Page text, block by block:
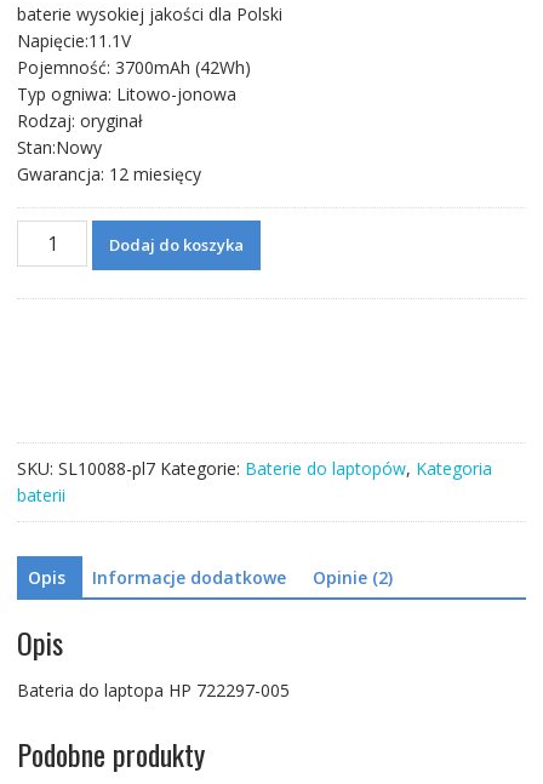
wynosiła:
327,71 zł.
wynosi:
baterie wysokiej jakości dla Polski
Napięcie:11.1V
Pojemność: 3700mAh (42Wh)
Typ ogniwa: Litowo-jonowa
Rodzaj: oryginał
Stan:Nowy
Gwarancja: 12 miesięcy
Bateria
Dodaj do koszyka
SKU: SL10088-pl7 Kategorie: Baterie do laptopów, Kategoria
baterii
Opis Informacje dodatkowe Opinie (2)
Opis
Bateria do laptopa HP 722297-005
Podobne produkty